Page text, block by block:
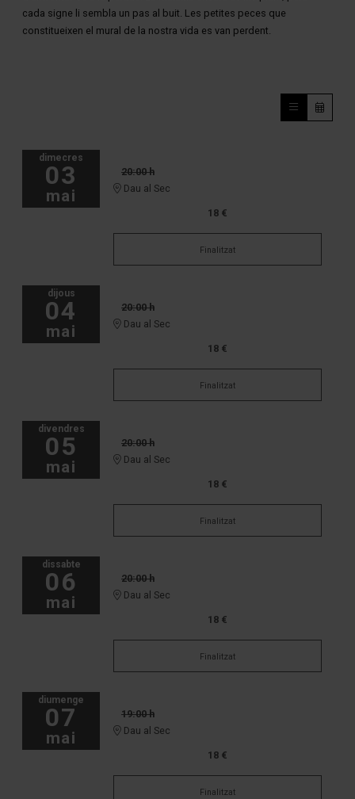
cada signe li sembla un pas al buit. Les petites peces que
constitueixen el mural de la nostra vida es van perdent.
dimecres
03
mai
20:00 h
Dau al Sec
18 €
Finalitzat
dijous
04
mai
20:00 h
Dau al Sec
18 €
Finalitzat
divendres
05
mai
20:00 h
Dau al Sec
18 €
Finalitzat
dissabte
06
mai
20:00 h
Dau al Sec
18 €
Finalitzat
diumenge
07
mai
19:00 h
Dau al Sec
18 €
Finalitzat